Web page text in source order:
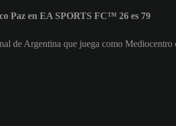
Paz en EA SPORTS FC™ 26 es 79
de Argentina que juega como